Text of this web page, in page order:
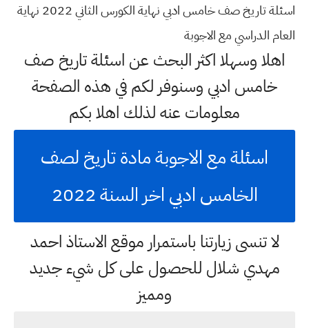
اسئلة تاريخ صف خامس ادبي نهاية الكورس الثاني 2022 نهاية
العام الدراسي مع الاجوبة
اهلا وسهلا اكثر البحث عن اسئلة تاريخ صف
خامس ادبي وسنوفر لكم في هذه الصفحة
معلومات عنه لذلك اهلا بكم
اسئلة مع الاجوبة مادة تاريخ لصف
الخامس ادبي اخر السنة 2022
لا تنسى زيارتنا باستمرار موقع الاستاذ احمد
مهدي شلال للحصول على كل شيء جديد
ومميز